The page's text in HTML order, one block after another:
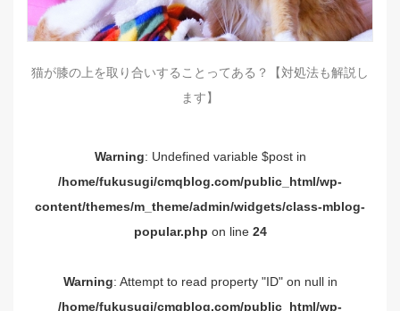
猫が膝の上を取り合いすることってある？【対処法も解説し
ます】
Warning: Undefined variable $post in
/home/fukusugi/cmqblog.com/public_html/wp-
content/themes/m_theme/admin/widgets/class-mblog-
popular.php on line 24
Warning: Attempt to read property "ID" on null in
/home/fukusugi/cmqblog.com/public_html/wp-